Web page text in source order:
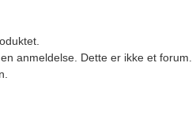
anmeldelse. Dette er ikke et forum.